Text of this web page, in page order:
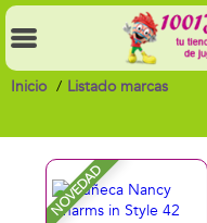
Inicio Listado marcas
NOVEDAD